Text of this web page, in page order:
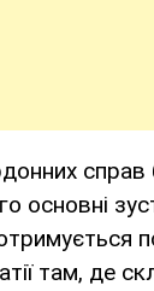
основні
там, де